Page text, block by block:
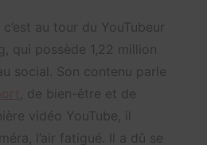
au tour du YouTubeur
qui possède 1,22 million
social. Son contenu parle
, de bien-être et de
vidéo YouTube, il
l’air fatigué. Il a dû se